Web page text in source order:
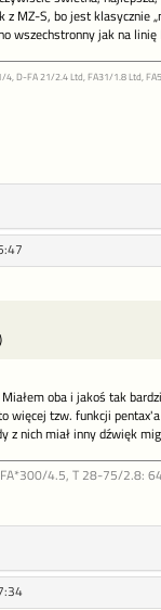
z MZ-S, bo jest klasycznie
wszechstronny jak na linię
4, D-FA 21/2.4 Ltd, FA31/1.8 Ltd,
oba i jakoś tak
więcej tzw. funkcji
z nich miał inny dźwięk
4.5, T 28-75/2.8: